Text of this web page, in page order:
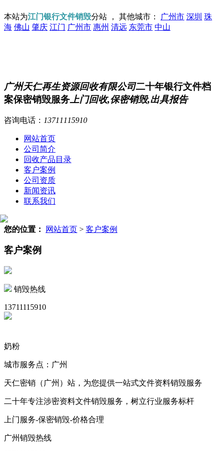
本站为江门银行文件销毁分站 ， 其他城市： 广州市 深圳 珠
海 佛山 肇庆 江门 广州市 惠州 清远 东莞市 中山
广州天仁再生资源回收有限公司二十年银行文件档
案保密销毁服务 上门回收,保密销毁,出具报告
咨询电话： 13711115910
网站首页
公司简介
回收产品目录
客户案例
公司资质
新闻资讯
联系我们
您的位置： 网站首页 > 客户案例
客户案例
销毁热线
13711115910
奶粉
城市服务点：广州
天仁密销（广州）站，为您提供一站式文件资料销毁服务
二十年专注涉密资料文件销毁服务，树立行业服务标杆
上门服务-保密销毁-价格合理
广州销毁热线